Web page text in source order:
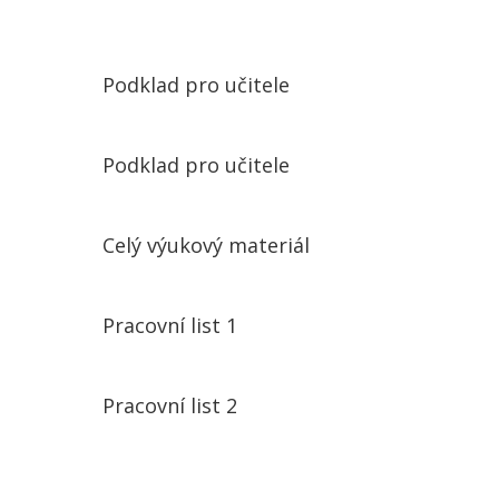
Podklad pro učitele
Podklad pro učitele
Celý výukový materiál
Pracovní list 1
Pracovní list 2